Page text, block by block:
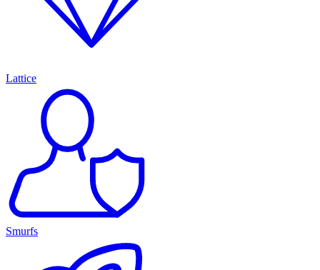
Lattice
Smurfs